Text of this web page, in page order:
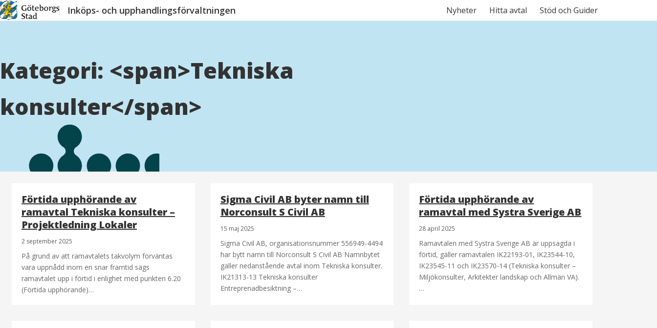
Hoppa
till
Inköps- och upphandlingsförvaltningen Nyheter Hitta avtal Stöd och Guider
Kategori: <span>Tekniska
konsulter</span>
Förtida upphörande av
ramavtal Tekniska konsulter –
Projektledning Lokaler
2 september 2025
På grund av att ramavtalets takvolym förväntas
vara uppnådd inom en snar framtid sägs
ramavtalet upp i förtid i enlighet med punkten 6.20
(Förtida upphörande)…
Sigma Civil AB byter namn till
Norconsult S Civil AB
15 maj 2025
Sigma Civil AB, organisationsnummer 556949-4494
har bytt namn till Norconsult S Civil AB Namnbytet
gäller nedanstående avtal inom Tekniska konsulter.
IK21313-13 Tekniska konsulter
Entreprenadbesiktning –…
Förtida upphörande av
ramavtal med Systra Sverige AB
28 april 2025
Ramavtalen med Systra Sverige AB är uppsagda i
förtid, gäller ramavtalen IK22193-01, IK23544-10,
IK23545-11 och IK23570-14 (Tekniska konsulter –
Miljökonsulter, Arkitekter landskap och Allmän VA).
…